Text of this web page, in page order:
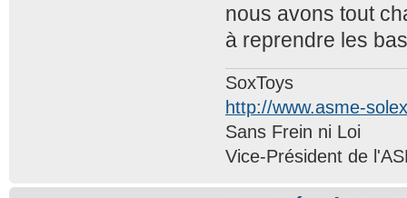
nous avons tout
à reprendre les
SoxToys
http://www.asme-
Sans Frein ni Loi
Vice-Président de